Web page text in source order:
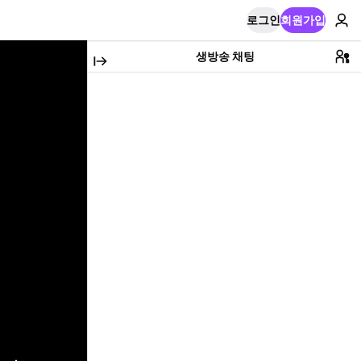
로그인회원가입
생방송 채팅